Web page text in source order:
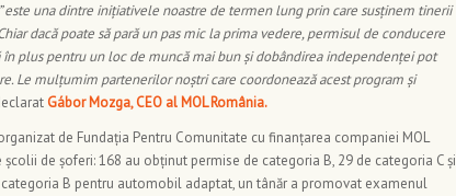
una dintre inițiativele noastre de termen lung prin care susținem tinerii
dacă poate să pară un pas mic la prima vedere, permisul de conducere
plus pentru un loc de muncă mai bun și dobândirea independenței pot
Le mulțumim partenerilor noștri care coordonează acest program și
Gábor Mozga, CEO al MOL România.
de Fundația Pentru Comunitate cu finanțarea companiei MOL
de șoferi: 168 au obținut permise de categoria B, 29 de categoria C și
B pentru automobil adaptat, un tânăr a promovat examenul